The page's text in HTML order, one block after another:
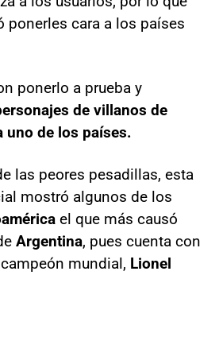
ponerles cara a los países
ponerlo a prueba y
de villanos de
uno de los países.
las peores pesadillas, esta
mostró algunos de los
el que más causó
Argentina, pues cuenta con
mundial, Lionel